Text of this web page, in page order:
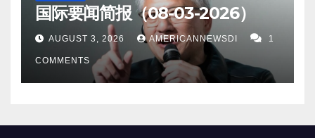
国际要闻简报（08-03-2026）
AUGUST 3, 2026 AMERICANNEWSDI 1
COMMENTS